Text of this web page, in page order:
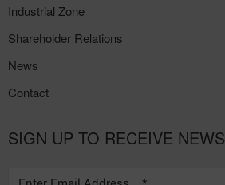
Industrial Zone
Shareholder Relations
News
Contact
SIGN UP TO RECEIVE NEWS